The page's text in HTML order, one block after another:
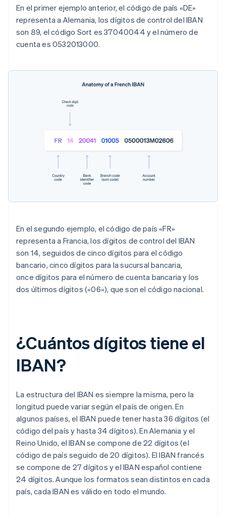
En el primer ejemplo anterior, el código de país «DE»
representa a Alemania, los dígitos de control del IBAN
son 89, el código Sort es 37040044 y el número de
cuenta es 0532013000.
En el segundo ejemplo, el código de país «FR»
representa a Francia, los dígitos de control del IBAN
son 14, seguidos de cinco dígitos para el código
bancario, cinco dígitos para la sucursal bancaria,
once dígitos para el número de cuenta bancaria y los
dos últimos dígitos («06»), que son el código nacional.
¿Cuántos dígitos tiene el
IBAN?
La estructura del IBAN es siempre la misma, pero la
longitud puede variar según el país de origen. En
algunos países, el IBAN puede tener hasta 36 dígitos (el
código del país y hasta 34 dígitos). En Alemania y el
Reino Unido, el IBAN se compone de 22 dígitos (el
código de país seguido de 20 dígitos). El IBAN francés
se compone de 27 dígitos y el IBAN español contiene
24 dígitos. Aunque los formatos sean distintos en cada
país, cada IBAN es válido en todo el mundo.